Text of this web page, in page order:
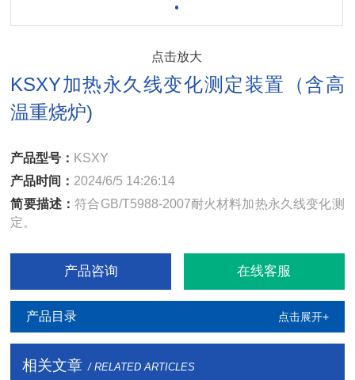
点击放大
KSXY加热永久线变化测定装置（含高
温重烧炉)
产品型号： KSXY
产品时间： 2024/6/5 14:26:14
简要描述：符合GB/T5988-2007耐火材料加热永久线变化测
定。
产品咨询 在线客服
产品目录 点击展开+
相关文章 / RELATED ARTICLES